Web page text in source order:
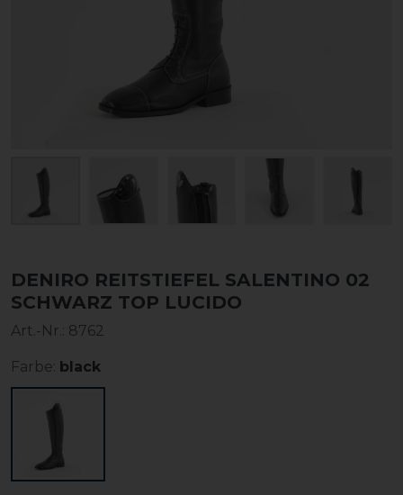
DENIRO REITSTIEFEL SALENTINO 02
SCHWARZ TOP LUCIDO
Art.-Nr.: 8762
Farbe: black